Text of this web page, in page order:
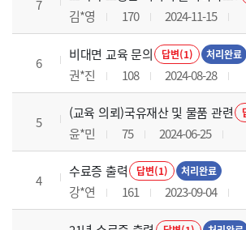
7
김*영 170 2024-11-15
6
비대면 교육 문의 답변(1) 처리완료
권*진 108 2024-08-28
5
(교육 의뢰)국유재산 및 물품 관련
윤*민 75 2024-06-25
4
수료증 출력 답변(1) 처리완료
강*연 161 2023-09-04